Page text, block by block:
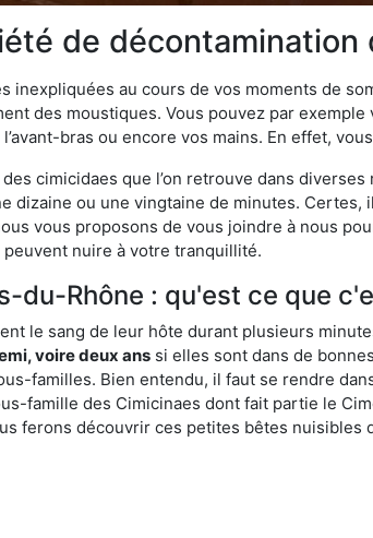
de décontamination
au cours de vos moments de
des moustiques. Vous pouvez par
bras ou encore vos mains. En effet,
cimicidaes que l’on retrouve dans
dizaine ou une vingtaine de minutes.
vous proposons de vous joindre à nous
nuire à votre tranquillité.
du-Rhône : qu'est ce que
le sang de leur hôte durant plusieurs
voire deux ans si elles sont dans de
familles. Bien entendu, il faut se rendre
famille des Cimicinaes dont fait partie le
ferons découvrir ces petites bêtes nuisibles